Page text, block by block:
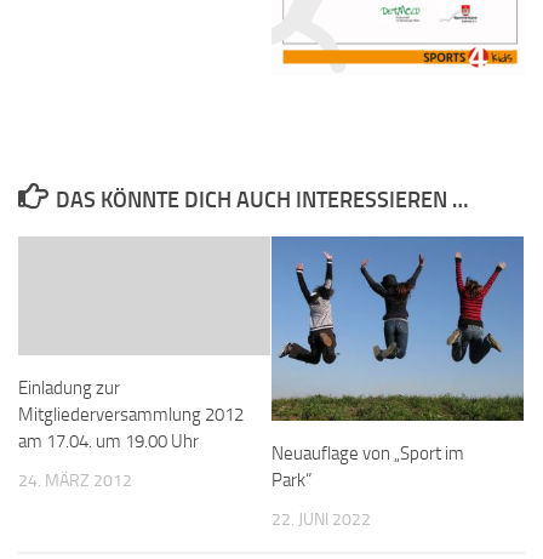
DAS KÖNNTE DICH AUCH INTERESSIEREN …
Einladung zur
Mitgliederversammlung 2012
am 17.04. um 19.00 Uhr
24. MÄRZ 2012
Neuauflage von „Sport im
Park“
22. JUNI 2022